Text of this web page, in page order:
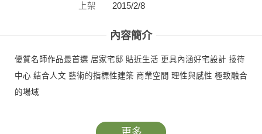
上架
2015/2/8
內容簡介
優質名師作品最首選 居家宅邸 貼近生活 更具內涵好宅設計 接待
中心 結合人文 藝術的指標性建築 商業空間 理性與感性 極致融合
的場域